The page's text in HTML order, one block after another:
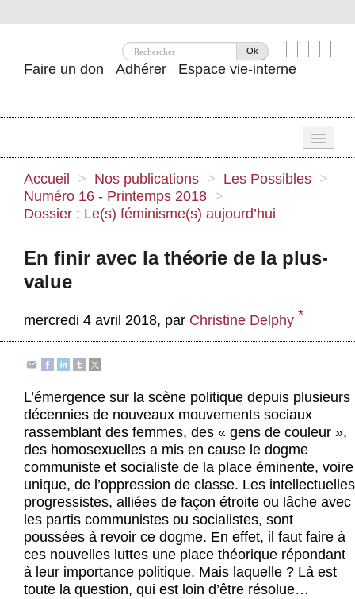
Ok
Faire un don Adhérer Espace vie-interne
Attac ?
Se mobiliser
Actus et médias
Boutique
Accueil > Nos publications > Les Possibles >
Numéro 16 - Printemps 2018 >
Dossier : Le(s) féminisme(s) aujourd’hui
En finir avec la théorie de la plus-
value
mercredi 4 avril 2018, par Christine Delphy *
L’émergence sur la scène politique depuis plusieurs
décennies de nouveaux mouvements sociaux
rassemblant des femmes, des « gens de couleur »,
des homosexuelles a mis en cause le dogme
communiste et socialiste de la place éminente, voire
unique, de l’oppression de classe. Les intellectuelles
progressistes, alliées de façon étroite ou lâche avec
les partis communistes ou socialistes, sont
poussées à revoir ce dogme. En effet, il faut faire à
ces nouvelles luttes une place théorique répondant
à leur importance politique. Mais laquelle ? Là est
toute la question, qui est loin d’être résolue…